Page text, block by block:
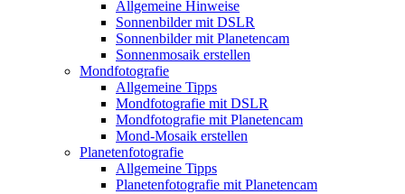
Allgemeine Hinweise
Sonnenbilder mit DSLR
Sonnenbilder mit Planetencam
Sonnenmosaik erstellen
Mondfotografie
Allgemeine Tipps
Mondfotografie mit DSLR
Mondfotografie mit Planetencam
Mond-Mosaik erstellen
Planetenfotografie
Allgemeine Tipps
Planetenfotografie mit Planetencam